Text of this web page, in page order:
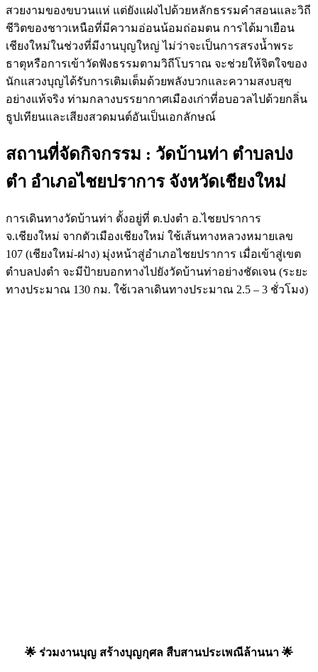
สวยงามของขบวนแห่ แต่ยังแฝงไปด้วยหลักธรรมคำสอนและวิถี
ชีวิตของชาวเหนือที่มีความอ่อนน้อมถ่อมตน การได้มาเยือน
เชียงใหม่ในช่วงที่มีงานบุญใหญ่ ไม่ว่าจะเป็นการสรงน้ำพระ
ธาตุหรือการเข้าวัดฟังธรรมตามวิถีโบราณ จะช่วยให้จิตใจของ
นักแสวงบุญได้รับการเติมเต็มด้วยพลังบวกและความสงบสุข
อย่างแท้จริง ท่ามกลางบรรยากาศเมืองเก่าที่อบอวลไปด้วยกลิ่น
ธูปเทียนและเสียงสวดมนต์อันเป็นเอกลักษณ์
สถานที่จัดกิจกรรม : วัดบ้านท่า ตำบลปง
ตำ อำเภอไชยปราการ จังหวัดเชียงใหม่
การเดินทางวัดบ้านท่า ตั้งอยู่ที่ ต.ปงตำ อ.ไชยปราการ
จ.เชียงใหม่ จากตัวเมืองเชียงใหม่ ใช้เส้นทางหลวงหมายเลข
107 (เชียงใหม่-ฝาง) มุ่งหน้าสู่อำเภอไชยปราการ เมื่อเข้าสู่เขต
ตำบลปงตำ จะมีป้ายบอกทางไปยังวัดบ้านท่าอย่างชัดเจน (ระยะ
ทางประมาณ 130 กม. ใช้เวลาเดินทางประมาณ 2.5 – 3 ชั่วโมง)
🌟 ร่วมงานบุญ สร้างบุญกุศล สืบสานประเพณีล้านนา 🌟